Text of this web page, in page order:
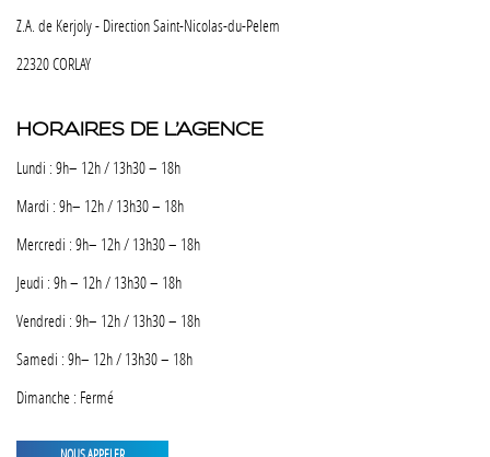
Z.A. de Kerjoly - Direction Saint-Nicolas-du-Pelem
22320 CORLAY
HORAIRES DE L’AGENCE
Lundi : 9h– 12h / 13h30 – 18h
Mardi : 9h– 12h / 13h30 – 18h
Mercredi : 9h– 12h / 13h30 – 18h
Jeudi : 9h – 12h / 13h30 – 18h
Vendredi : 9h– 12h / 13h30 – 18h
Samedi : 9h– 12h / 13h30 – 18h
Dimanche : Fermé
NOUS APPELER